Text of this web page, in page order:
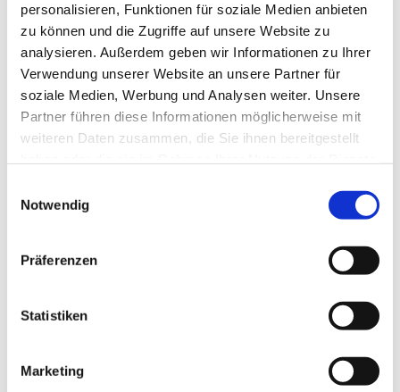
personalisieren, Funktionen für soziale Medien anbieten
zu können und die Zugriffe auf unsere Website zu
analysieren. Außerdem geben wir Informationen zu Ihrer
Verwendung unserer Website an unsere Partner für
soziale Medien, Werbung und Analysen weiter. Unsere
Partner führen diese Informationen möglicherweise mit
weiteren Daten zusammen, die Sie ihnen bereitgestellt
Notwendig
Präferenzen
Statistiken
Marketing